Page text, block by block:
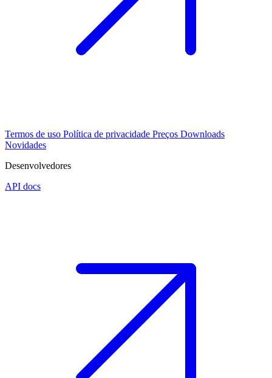
Termos de uso Política de privacidade Preços Downloads
Novidades
Desenvolvedores
API docs